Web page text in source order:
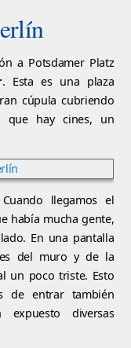
a Potsdamer Platz
. Esta es una plaza
cúpula cubriendo
que hay cines, un
llegamos el
había mucha gente,
En una pantalla
del muro y de la
un poco triste. Esto
de entrar también
diversas